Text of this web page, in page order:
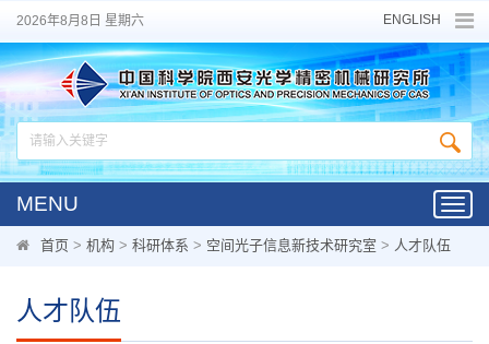
2026年8月8日 星期六 ENGLISH
MENU
首页 > 机构 > 科研体系 > 空间光子信息新技术研究室 > 人才队伍
人才队伍